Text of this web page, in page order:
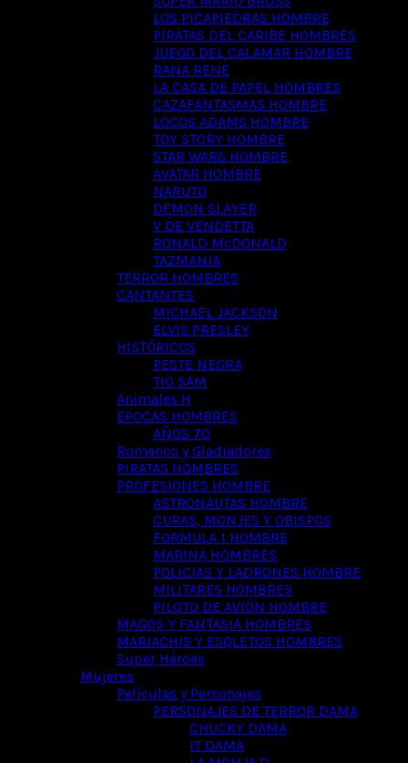
LOS PICAPIEDRAS HOMBRE
PIRATAS DEL CARIBE HOMBRES
JUEGO DEL CALAMAR HOMBRE
RANA RENE
LA CASA DE PAPEL HOMBRES
CAZAFANTASMAS HOMBRE
LOCOS ADAMS HOMBRE
TOY STORY HOMBRE
STAR WARS HOMBRE
AVATAR HOMBRE
NARUTO
DEMON SLAYER
V DE VENDETTA
RONALD McDONALD
TAZMANIA
TERROR HOMBRES
CANTANTES
MICHAEL JACKSON
ELVIS PRESLEY
HISTÓRICOS
PESTE NEGRA
TIO SAM
Animales H
EPOCAS HOMBRES
AÑOS 70
Romanos y Gladiadores
PIRATAS HOMBRES
PROFESIONES HOMBRE
ASTRONAUTAS HOMBRE
CURAS, MONJES Y OBISPOS
FORMULA 1 HOMBRE
MARINA HOMBRES
POLICIAS Y LADRONES HOMBRE
MILITARES HOMBRES
PILOTO DE AVIÓN HOMBRE
MAGOS Y FANTASIA HOMBRES
MARIACHIS Y ESQLETOS HOMBRES
Super Héroes
Mujeres
Películas y Personajes
PERSONAJES DE TERROR DAMA
CHUCKY DAMA
IT DAMA